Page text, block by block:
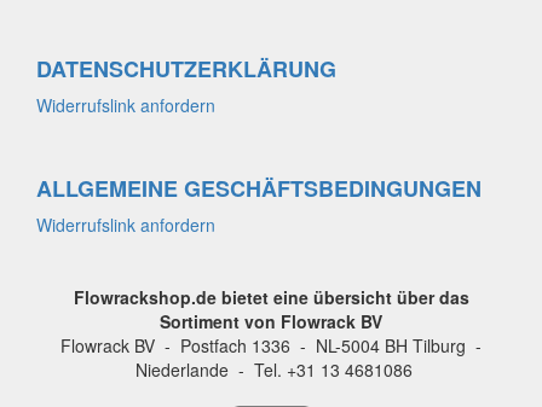
DATENSCHUTZERKLÄRUNG
Widerrufslink anfordern
ALLGEMEINE GESCHÄFTSBEDINGUNGEN
Widerrufslink anfordern
Flowrackshop.de bietet eine übersicht über das
Sortiment von Flowrack BV
Flowrack BV - Postfach 1336 - NL-5004 BH Tilburg -
Niederlande - Tel. +31 13 4681086